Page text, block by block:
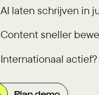
AI laten schrijven in
Content sneller
Internationaal actief?